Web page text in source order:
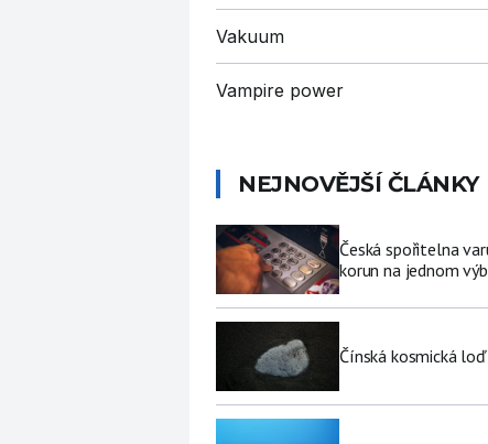
Vakuum
Vampire power
NEJNOVĚJŠÍ ČLÁNKY
Česká spořitelna
korun na jednom
Čínská kosmická